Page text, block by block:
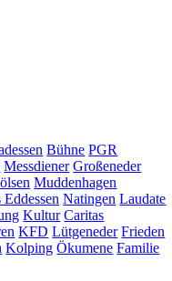
Bühne PGR
Messdiener Großeneder
Muddenhagen
Natingen Laudate
Kultur Caritas
KFD Lütgeneder Frieden
Kolping Ökumene Familie